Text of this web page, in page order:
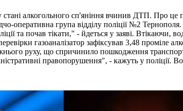
алкогольного сп'яніння вчинив ДТП. Про
оперативна група відділу поліції №2
та почав тікати," - йдеться у заяві.
газоаналізатор зафіксував 3,48 проміле
руху, що спричинило пошкодження
правопорушення", - кажуть у поліції.